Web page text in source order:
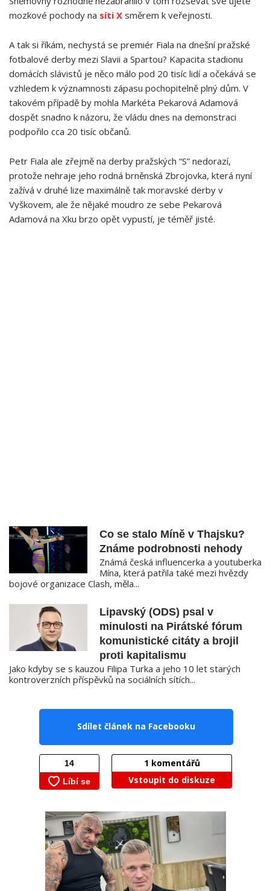
mozkové pochody na síti X směrem k veřejnosti.
A tak si říkám, nechystá se premiér Fiala na dnešní pražské
fotbalové derby mezi Slavii a Spartou? Kapacita stadionu
domácích slávistů je něco málo pod 20 tisíc lidí a očekává se
vzhledem k významnosti zápasu pochopitelně plný dům. V
takovém případě by mohla Markéta Pekarová Adamová
dospět snadno k názoru, že vládu dnes na demonstraci
podpořilo cca 20 tisíc občanů.
Petr Fiala ale zřejmě na derby pražských “S” nedorazí,
protože nehraje jeho rodná brněnská Zbrojovka, která nyní
zažívá v druhé lize maximálně tak moravské derby v
Vyškovem, ale že nějaké moudro ze sebe Pekarová
Adamová na Xku brzo opět vypustí, je téměř jisté.
Co se stalo Míně v Thajsku?
Známe podrobnosti nehody
Známá česká influencerka a youtuberka
Mína, která patřila také mezi hvězdy
bojové organizace Clash, měla...
Lipavský (ODS) psal v
minulosti na Pirátské fórum
komunistické citáty a brojil
proti kapitalismu
Jako kdyby se s kauzou Filipa Turka a jeho 10 let starých
kontroverzních příspěvků na sociálních sítích...
Sdílet článek na Facebooku
1 komentářů
Vstoupit do diskuze